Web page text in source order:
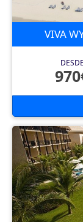
VIVA
DESDE